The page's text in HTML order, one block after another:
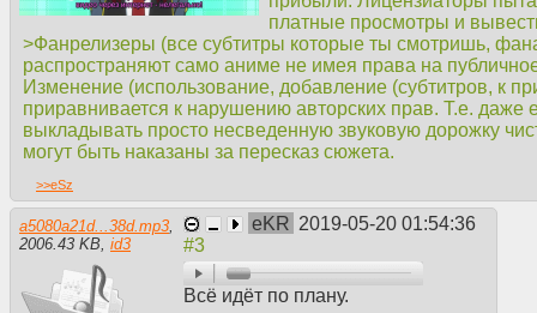
можно сделать ТОЛЬКО в
плюс настройки слетают
сезон в ручную и обновлять
В-третьих, на Шики, на
которых этот отдельный
артворки по сабжу.
В четвертых, интерфейс
картинками и постерами (но
убрать их из выдачи.
>«не имеет по настоящему
НАРУШЕНИЯ
платные просмотры и
>Фанрелизеры (все субтитры которые ты смотришь,
распространяют само аниме не имея права на
Изменение (использование, добавление (субтитров, к
приравнивается к нарушению авторских прав. Т.е. даже
выкладывать просто несведенную звуковую дорожку
могут быть наказаны за пересказ сюжета.
>>eSz
a5080a21d...38d.mp3
2006.43 KB id3
eKR 2019-05-20 01:54:36
Всё идёт по плану.